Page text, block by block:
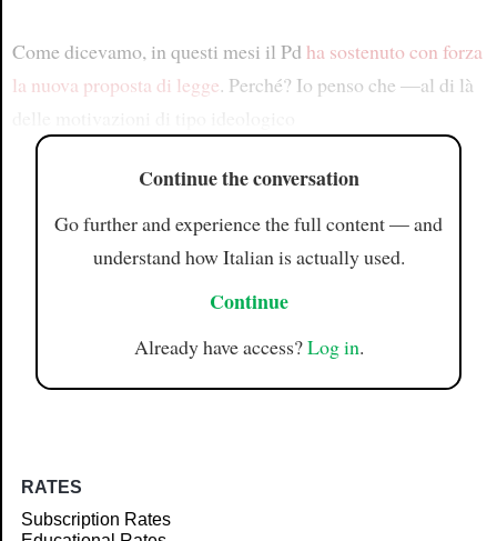
Come dicevamo, in questi mesi il Pd ha sostenuto con forza
la nuova proposta di legge. Perché? Io penso che —al di là
Continue the conversation
Go further and experience the full content — and
understand how Italian is actually used.
Continue
Already have access?Log in.
RATES
Subscription Rates